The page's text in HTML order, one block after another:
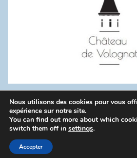
WordPress Theme: Donovan
Politique de confidentialité
Nous utilisons des cookies pour vous
expérience sur notre site.
You can find out more about which
switch them off in settings.
Accepter